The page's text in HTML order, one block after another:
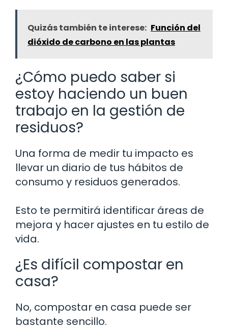
Quizás también te interese: Función del
dióxido de carbono en las plantas
¿Cómo puedo saber si
estoy haciendo un buen
trabajo en la gestión de
residuos?
Una forma de medir tu impacto es
llevar un diario de tus hábitos de
consumo y residuos generados.
Esto te permitirá identificar áreas de
mejora y hacer ajustes en tu estilo de
vida.
¿Es difícil compostar en
casa?
No, compostar en casa puede ser
bastante sencillo.